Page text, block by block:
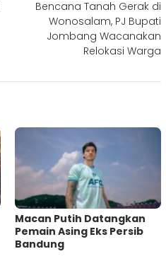
Bencana Tanah Gerak di
Wonosalam, PJ Bupati
Jombang Wacanakan
Relokasi Warga
Macan Putih Datangkan
Pemain Asing Eks Persib
Bandung